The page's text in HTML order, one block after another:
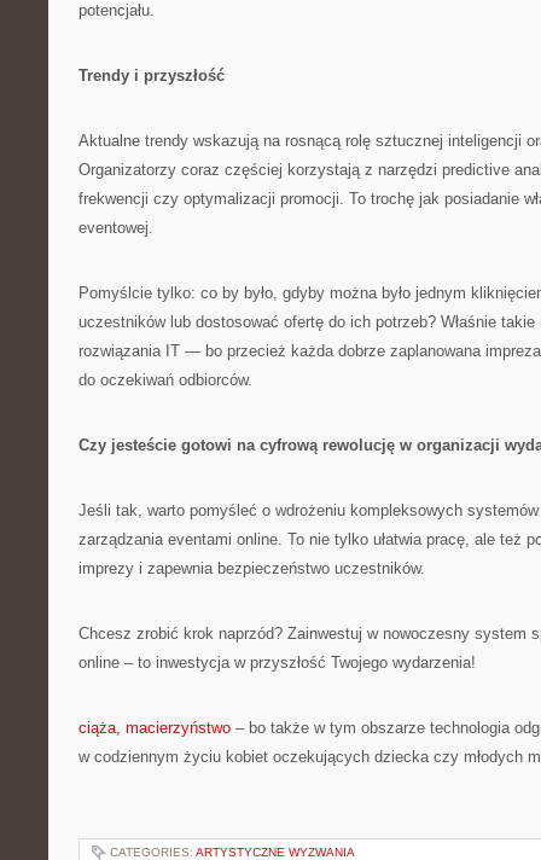
potencjału.
Trendy i przyszłość
Aktualne trendy wskazują na rosnącą rolę sztucznej inteligencji
Organizatorzy coraz częściej korzystają z narzędzi predictive
frekwencji czy optymalizacji promocji. To trochę jak posiadanie
eventowej.
Pomyślcie tylko: co by było, gdyby można było jednym
uczestników lub dostosować ofertę do ich potrzeb? Właśnie
rozwiązania IT — bo przecież każda dobrze zaplanowana
do oczekiwań odbiorców.
Czy jesteście gotowi na cyfrową rewolucję w organizacji
Jeśli tak, warto pomyśleć o wdrożeniu kompleksowych
zarządzania eventami online. To nie tylko ułatwia pracę, ale też
imprezy i zapewnia bezpieczeństwo uczestników.
Chcesz zrobić krok naprzód? Zainwestuj w nowoczesny system
online – to inwestycja w przyszłość Twojego wydarzenia!
ciąża, macierzyństwo – bo także w tym obszarze technologia
w codziennym życiu kobiet oczekujących dziecka czy młodych
CATEGORIES: ARTYSTYCZNE WYZWANIA